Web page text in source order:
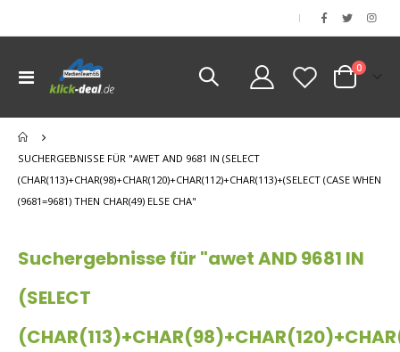
|
Navigation
umschalten
Cart
0Artikel
SUCHERGEBNISSE FÜR "AWET AND 9681 IN (SELECT
(CHAR(113)+CHAR(98)+CHAR(120)+CHAR(112)+CHAR(113)+(SELECT (CASE WHEN
(9681=9681) THEN CHAR(49) ELSE CHA"
Suchergebnisse für "awet AND 9681 IN
(SELECT